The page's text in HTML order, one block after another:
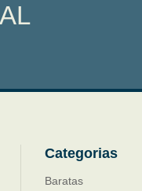
Categorias
Baratas